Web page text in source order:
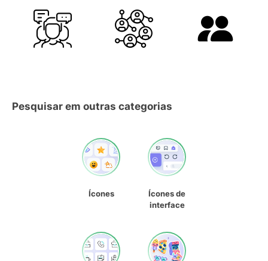
Pesquisar em outras categorias
Ícones
Ícones de
interface